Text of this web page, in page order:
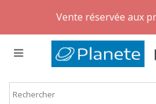
Vente réservée aux